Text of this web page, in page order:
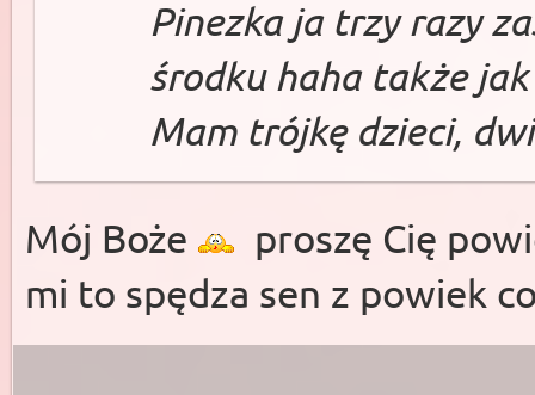
Pinezka ja trzy razy
środku haha także
Mam trójkę dzieci,
Mój Boże
proszę Cię
mi to spędza sen z powiek